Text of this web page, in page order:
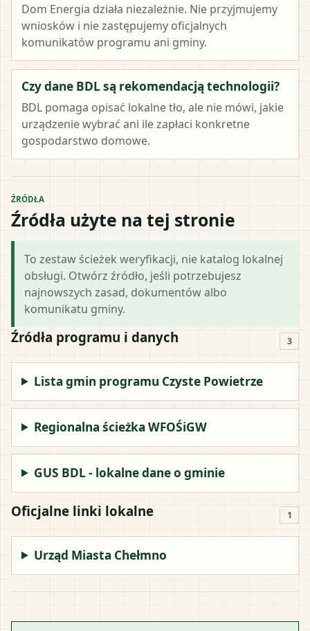
Dom Energia działa niezależnie. Nie przyjmujemy
wniosków i nie zastępujemy oficjalnych
komunikatów programu ani gminy.
Czy dane BDL są rekomendacją technologii?
BDL pomaga opisać lokalne tło, ale nie mówi, jakie
urządzenie wybrać ani ile zapłaci konkretne
gospodarstwo domowe.
ŹRÓDŁA
Źródła użyte na tej stronie
To zestaw ścieżek weryfikacji, nie katalog lokalnej
obsługi. Otwórz źródło, jeśli potrzebujesz
najnowszych zasad, dokumentów albo
komunikatu gminy.
Źródła programu i danych 3
Lista gmin programu Czyste Powietrze
Regionalna ścieżka WFOŚiGW
GUS BDL - lokalne dane o gminie
Oficjalne linki lokalne 1
Urząd Miasta Chełmno